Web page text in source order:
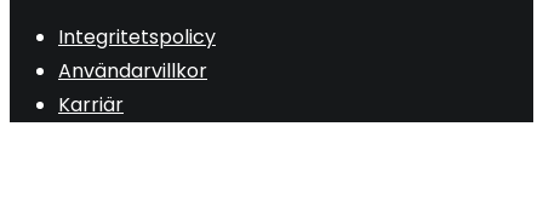
Integritetspolicy
Användarvillkor
Karriär